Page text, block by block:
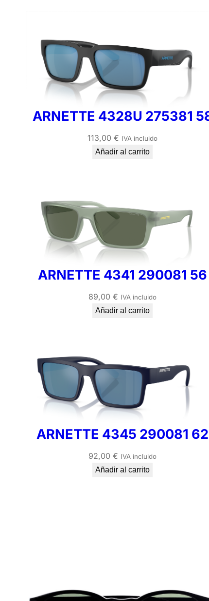
ARNETTE 4328U 275381
113,00€ IVA incluido
Añadir al carrito
ARNETTE 4341 290081 56
89,00€ IVA incluido
Añadir al carrito
ARNETTE 4345 290081 62
92,00€ IVA incluido
Añadir al carrito